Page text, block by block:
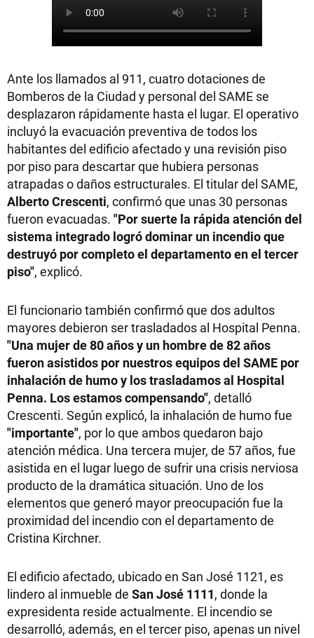
Ante los llamados al 911, cuatro dotaciones de
Bomberos de la Ciudad y personal del SAME se
desplazaron rápidamente hasta el lugar. El operativo
incluyó la evacuación preventiva de todos los
habitantes del edificio afectado y una revisión piso
por piso para descartar que hubiera personas
atrapadas o daños estructurales. El titular del SAME,
Alberto Crescenti, confirmó que unas 30 personas
fueron evacuadas. "Por suerte la rápida atención del
sistema integrado logró dominar un incendio que
destruyó por completo el departamento en el tercer
piso", explicó.
El funcionario también confirmó que dos adultos
mayores debieron ser trasladados al Hospital Penna.
"Una mujer de 80 años y un hombre de 82 años
fueron asistidos por nuestros equipos del SAME por
inhalación de humo y los trasladamos al Hospital
Penna. Los estamos compensando", detalló
Crescenti. Según explicó, la inhalación de humo fue
"importante", por lo que ambos quedaron bajo
atención médica. Una tercera mujer, de 57 años, fue
asistida en el lugar luego de sufrir una crisis nerviosa
producto de la dramática situación. Uno de los
elementos que generó mayor preocupación fue la
proximidad del incendio con el departamento de
Cristina Kirchner.
El edificio afectado, ubicado en San José 1121, es
lindero al inmueble de San José 1111, donde la
expresidenta reside actualmente. El incendio se
desarrolló, además, en el tercer piso, apenas un nivel